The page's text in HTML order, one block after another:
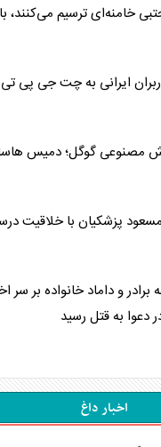
خامنه‌ای ترسیم می‌کنند،
ایرانی به چت جی پی
مصنوعی گوگل؛ دمیس
پزشکیان با خلاقیت
برادر و داماد خانواده بر سر
به قتل رسید
اخبار داغ